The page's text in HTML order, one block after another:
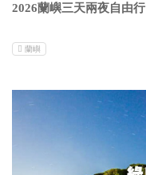
2026蘭嶼三天兩夜自由行
蘭嶼